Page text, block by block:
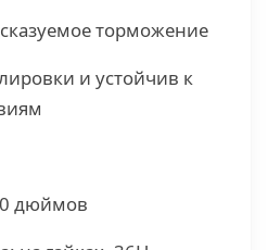
торможение
и устойчив к
дюймов